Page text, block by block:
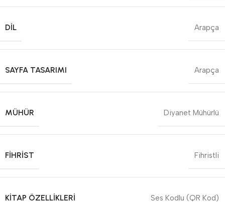
DIL Arapça
SAYFA TASARIMI Arapça
MÜHÜR Diyanet Mühürlü
FIHRIST Fihristli
KITAP ÖZELLIKLERI Ses Kodlu (QR Kod)